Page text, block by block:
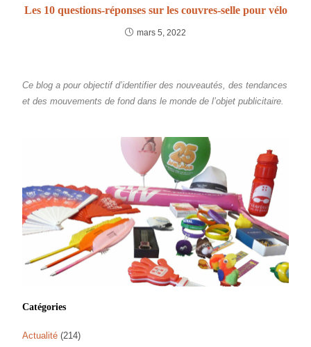
Les 10 questions-réponses sur les couvres-selle pour vélo
mars 5, 2022
Ce blog a pour objectif d’identifier des nouveautés, des tendances
et des mouvements de fond dans le monde de l’objet publicitaire.
Catégories
Actualité (214)